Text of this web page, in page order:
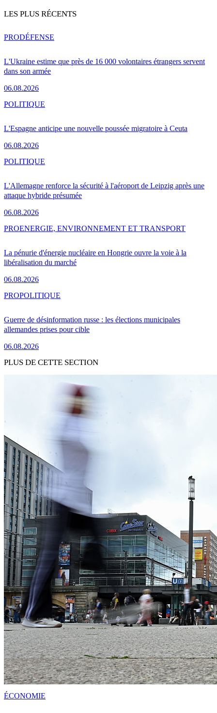
LES PLUS RÉCENTS
L'Ukraine estime que près de 16 000 volontaires étrangers servent
dans son armée
06.08.2026
PRODÉFENSE
L'Espagne anticipe une nouvelle poussée migratoire à Ceuta
06.08.2026
POLITIQUE
L'Allemagne renforce la sécurité à l'aéroport de Leipzig après une
attaque hybride présumée
06.08.2026
POLITIQUE
La pénurie d'énergie nucléaire en Hongrie ouvre la voie à la
libéralisation du marché
06.08.2026
PROENERGIE, ENVIRONNEMENT ET TRANSPORT
Guerre de désinformation russe : les élections municipales
allemandes prises pour cible
06.08.2026
PROPOLITIQUE
PLUS DE CETTE SECTION
ÉCONOMIE